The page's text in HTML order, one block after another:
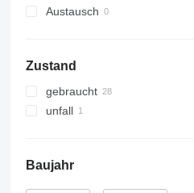
Austausch
Zustand
gebraucht
unfall
Baujahr